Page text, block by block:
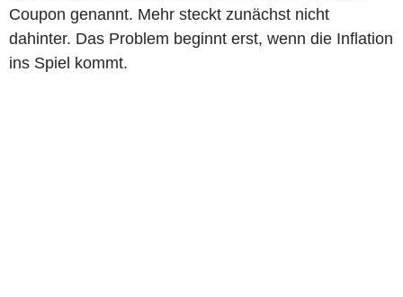
Coupon genannt. Mehr steckt zunächst nicht
dahinter. Das Problem beginnt erst, wenn die Inflation
ins Spiel kommt.